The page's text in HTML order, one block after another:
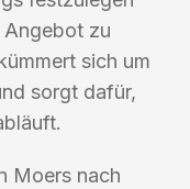
Angebot zu
sich um
sorgt dafür,
Moers nach